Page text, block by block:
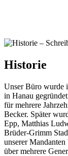
Historie
Unser Büro wurde
in Hanau
für mehrere
Becker. Später
Epp, Matthias
Brüder-Grimm
unserer
über mehrere